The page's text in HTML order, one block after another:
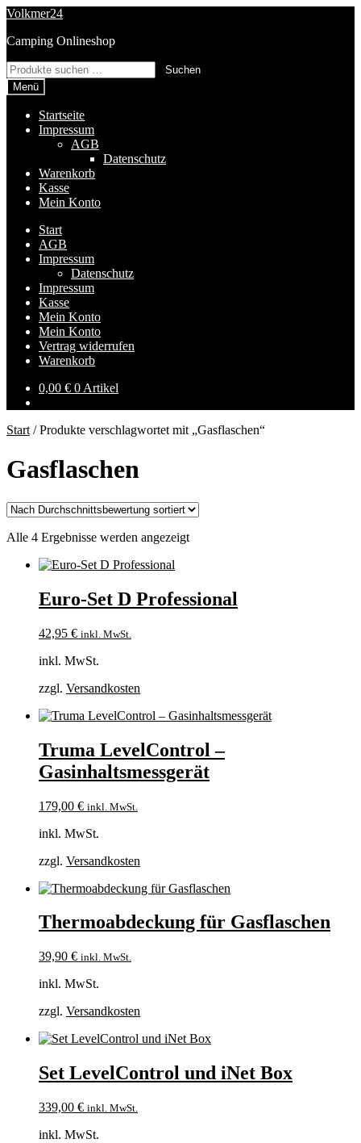
Zur
springen
Zum
springen
Volkmer24
Camping Onlineshop
Suchen
nach:
Suchen
Menü
Startseite
Impressum
AGB
Datenschutz
Warenkorb
Kasse
Mein Konto
Start
AGB
Impressum
Datenschutz
Impressum
Kasse
Mein Konto
Mein Konto
Vertrag widerrufen
Warenkorb
0,00 € 0 Artikel
Start /Produkte verschlagwortet mit „Gasflaschen“
Gasflaschen
Alle 4 Ergebnisse werden angezeigtNach
Euro-Set D Professional
42,95 € inkl. MwSt.
inkl. MwSt.
zzgl. Versandkosten
Truma LevelControl –
Gasinhaltsmessgerät
179,00 € inkl. MwSt.
inkl. MwSt.
zzgl. Versandkosten
Thermoabdeckung für Gasflaschen
39,90 € inkl. MwSt.
inkl. MwSt.
zzgl. Versandkosten
Set LevelControl und iNet Box
339,00 € inkl. MwSt.
inkl. MwSt.